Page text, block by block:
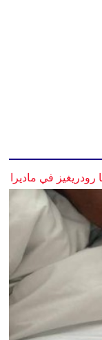
في ماديرا